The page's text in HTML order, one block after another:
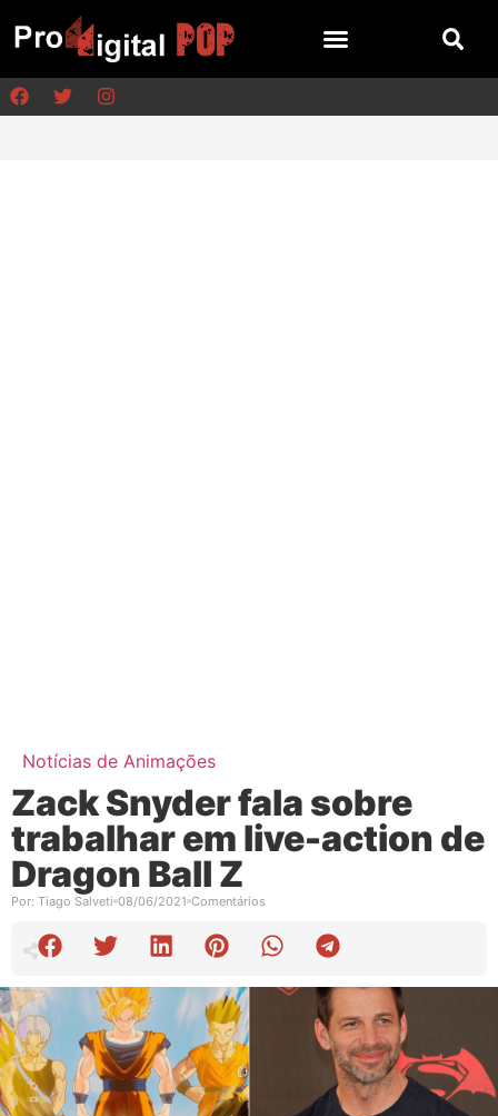
Notícias de Animações
Zack Snyder fala sobre
trabalhar em live-action de
Dragon Ball Z
Por: Tiago Salveti 08/06/2021 Comentários